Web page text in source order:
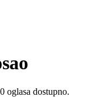
oglasa dostupno.